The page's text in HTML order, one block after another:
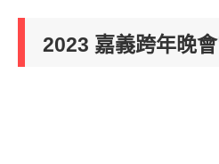
2023 嘉義跨年晚